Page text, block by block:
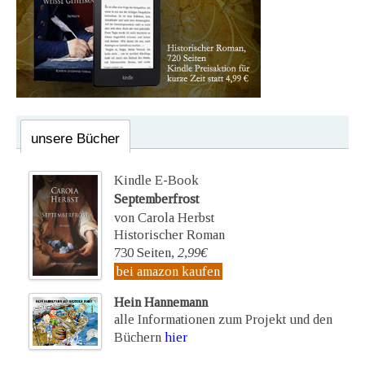
unsere Bücher
Kindle E-Book
Septemberfrost
von Carola Herbst
Historischer Roman
730 Seiten, 2,99€
bei amazon kaufen
Hein Hannemann
alle Informationen zum Projekt und den
Büchern hier